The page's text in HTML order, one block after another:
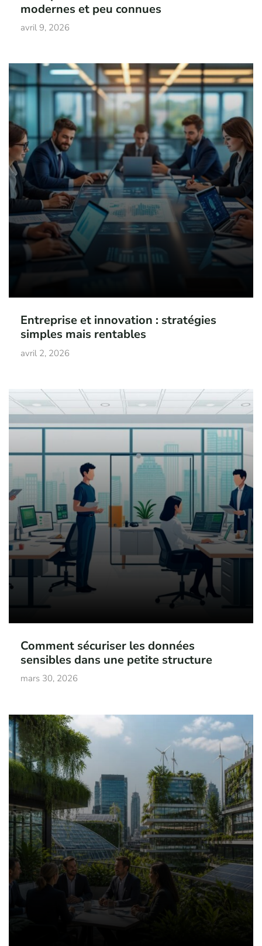
modernes et peu connues
avril 9, 2026
Entreprise et innovation : stratégies
simples mais rentables
avril 2, 2026
Comment sécuriser les données
sensibles dans une petite structure
mars 30, 2026